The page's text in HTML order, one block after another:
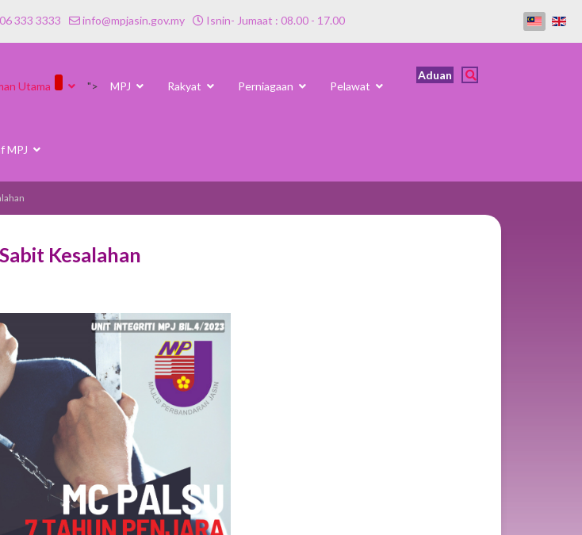
333 3333 info@mpjasin.gov.my Isnin- Jumaat : 08.00 - 17.00
Utama "> MPJ Rakyat Perniagaan Pelawat
MPJ
Aduan
Kesalahan